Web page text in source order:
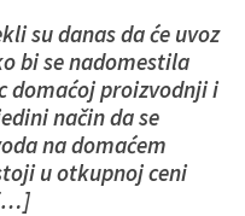
su danas da će uvoz
bi se nadomestila
domaćoj proizvodnji i
način da se
na domaćem
u otkupnoj ceni
[…]